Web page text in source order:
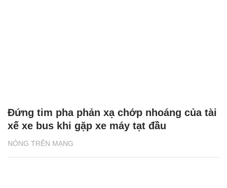
NÓNG TRÊN MẠNG
Đứng tim pha phản xạ chớp nhoáng của tài
xế xe bus khi gặp xe máy tạt đầu